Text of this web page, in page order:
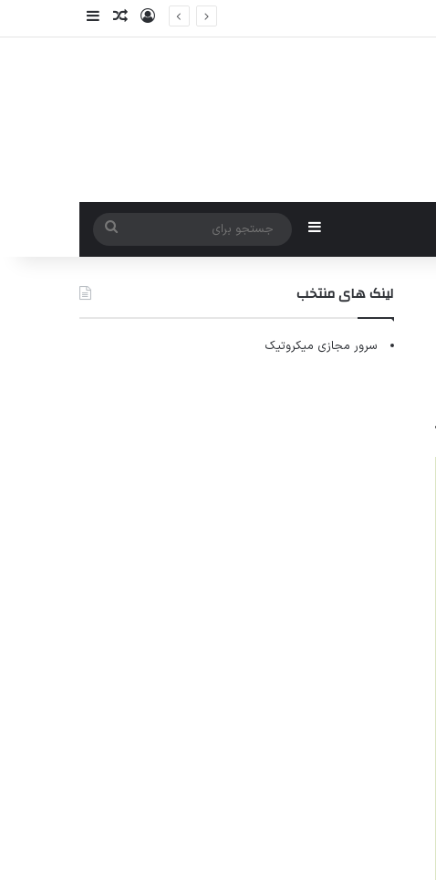
ورودنوشته تصادفی
سایدبار
سایدبار
جستجو
برای
لینک های منتخب
سرور مجازی میکروتیک